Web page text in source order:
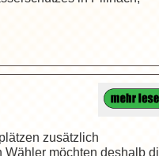
zusätzlich
Wähler möchten deshalb